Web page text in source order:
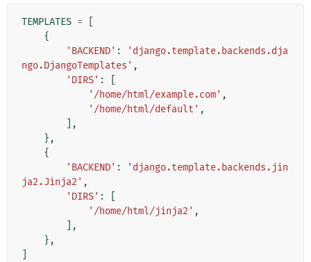
TEMPLATES =
{
'BACKEND' :
'django.template.backends.dja
ngo.DjangoTemplates' ,
'DIRS' :
'/home/html/example.com' ,
'/home/html/default' ,
],
},
{
'BACKEND' :
'django.template.backends.jin
ja2.Jinja2' ,
'DIRS' :
'/home/html/jinja2' ,
],
},